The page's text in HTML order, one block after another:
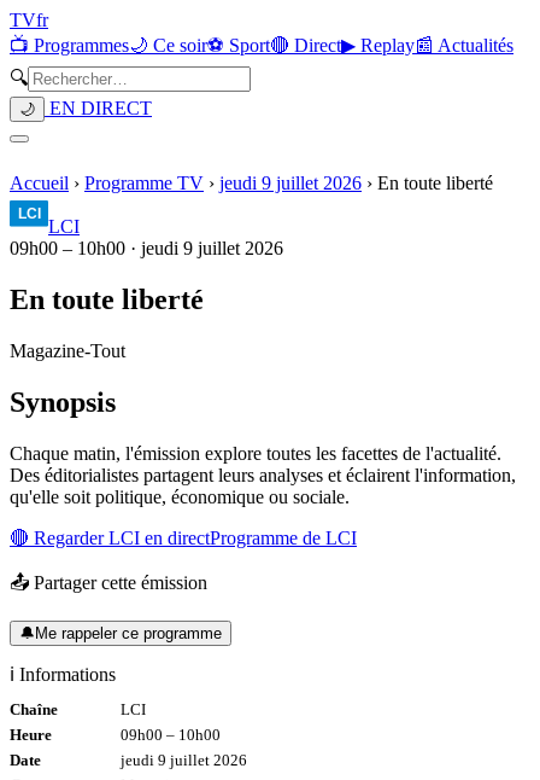
TVfr
📺 Programmes🌙 Ce soir⚽ Sport🔴 Direct▶ Replay📰 Actualités
🔍
🌙 EN DIRECT
Accueil › Programme TV › jeudi 9 juillet 2026 › En toute liberté
LCI
09h00 – 10h00 · jeudi 9 juillet 2026
En toute liberté
Magazine-Tout
Synopsis
Chaque matin, l'émission explore toutes les facettes de l'actualité.
Des éditorialistes partagent leurs analyses et éclairent l'information,
qu'elle soit politique, économique ou sociale.
🔴 RegarderLCI en directProgramme de LCI
📤 Partager cette émission
🔔Me rappeler ce programme
ℹ️ Informations
Chaîne
LCI
Heure
09h00 – 10h00
Date
jeudi 9 juillet 2026